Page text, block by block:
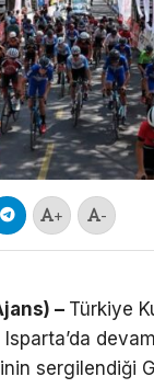
+ -
– Türkiye
Isparta’da
sergilendiği